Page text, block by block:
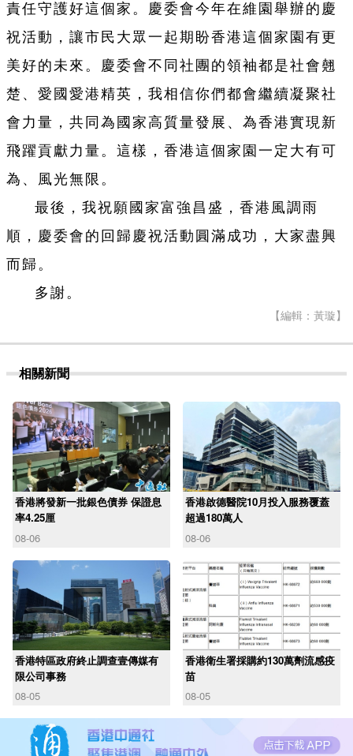
責任守護好這個家。慶委會今年在維園舉辦的慶
祝活動，讓市民大眾一起期盼香港這個家園有更
美好的未來。慶委會不同社團的領袖都是社會翹
楚、愛國愛港精英，我相信你們都會繼續凝聚社
會力量，共同為國家高質量發展、為香港實現新
飛躍貢獻力量。這樣，香港這個家園一定大有可
為、風光無限。
最後，我祝願國家富強昌盛，香港風調雨
順，慶委會的回歸慶祝活動圓滿成功，大家盡興
而歸。
多謝。
【編輯：黃璇】
相關新聞
香港將發新一批銀色債券 保證息
率4.25厘
08-06
香港啟德醫院10月投入服務覆蓋
超過180萬人
08-06
香港特區政府終止調查壹傳媒有
限公司事務
08-05
香港衛生署採購約130萬劑流感疫
苗
08-05